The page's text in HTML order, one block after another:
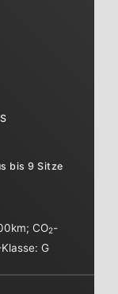
bis 9 Sitze
;CO2-
G